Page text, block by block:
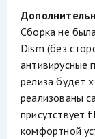
Сборка не
Dism (без
антивирусные
релиза будет
реализованы
присутствует
комфортной